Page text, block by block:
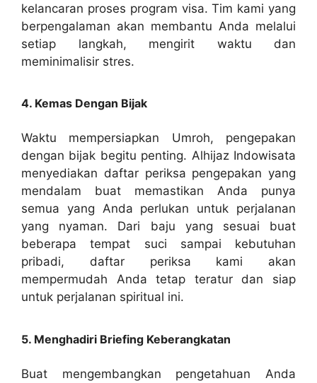
kelancaran proses program visa. Tim kami yang
berpengalaman akan membantu Anda melalui
setiap langkah, mengirit waktu dan
meminimalisir stres.
4. Kemas Dengan Bijak
Waktu mempersiapkan Umroh, pengepakan
dengan bijak begitu penting. Alhijaz Indowisata
menyediakan daftar periksa pengepakan yang
mendalam buat memastikan Anda punya
semua yang Anda perlukan untuk perjalanan
yang nyaman. Dari baju yang sesuai buat
beberapa tempat suci sampai kebutuhan
pribadi, daftar periksa kami akan
mempermudah Anda tetap teratur dan siap
untuk perjalanan spiritual ini.
5. Menghadiri Briefing Keberangkatan
Buat mengembangkan pengetahuan Anda